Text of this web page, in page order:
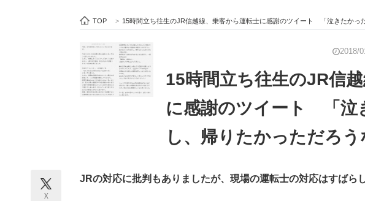
ビジネスと働き方のヒント
ITエンジニア向け専門サイト 企業向けIT製品の総合サイト
TOP > 15時間立ち往生のJR信越線、乗客から運転士に感謝のツイート 「泣きたかっ
2018/
15時間立ち往生のJR信
に感謝のツイート 「泣
し、帰りたかっただろう
X
JRの対応に批判もありましたが、現場の運転士の対応はすばら